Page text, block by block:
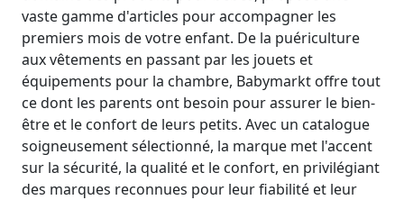
vaste gamme d'articles pour accompagner les
premiers mois de votre enfant. De la puériculture
aux vêtements en passant par les jouets et
équipements pour la chambre, Babymarkt offre tout
ce dont les parents ont besoin pour assurer le bien-
être et le confort de leurs petits. Avec un catalogue
soigneusement sélectionné, la marque met l'accent
sur la sécurité, la qualité et le confort, en privilégiant
des marques reconnues pour leur fiabilité et leur